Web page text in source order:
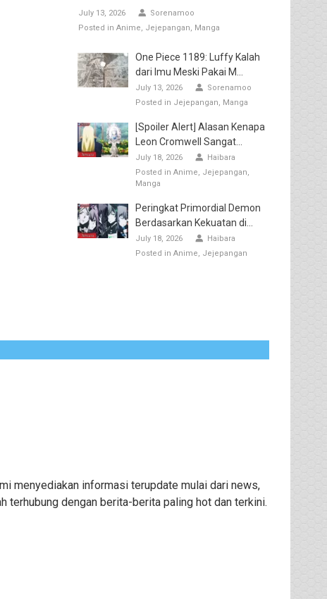
July 13, 2026
Sorenamoo
Posted in Anime Jejepangan Manga
One Piece 1189: Luffy Kalah
dari Imu Meski Pakai M...
July 13, 2026
Sorenamoo
Posted in Jejepangan Manga
[Spoiler Alert] Alasan Kenapa
Leon Cromwell Sangat...
July 18, 2026
Haibara
Posted in Anime
Jejepangan
Manga
Peringkat Primordial Demon
Berdasarkan Kekuatan di...
July 18, 2026
Haibara
Posted in Anime Jejepangan
menyediakan informasi terupdate mulai dari news,
terhubung dengan berita-berita paling hot dan terkini.